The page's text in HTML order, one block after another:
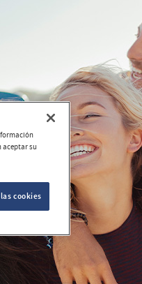
aceptar su
cookies